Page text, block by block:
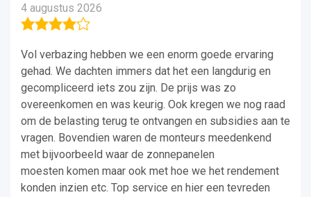
4 augustus 2026
Vol verbazing hebben we een enorm goede ervaring
gehad. We dachten immers dat het een langdurig en
gecompliceerd iets zou zijn. De prijs was zo
overeenkomen en was keurig. Ook kregen we nog raad
om de belasting terug te ontvangen en subsidies aan te
vragen. Bovendien waren de monteurs meedenkend
met bijvoorbeeld waar de zonnepanelen
moesten komen maar ook met hoe we het rendement
konden inzien etc. Top service en hier een tevreden